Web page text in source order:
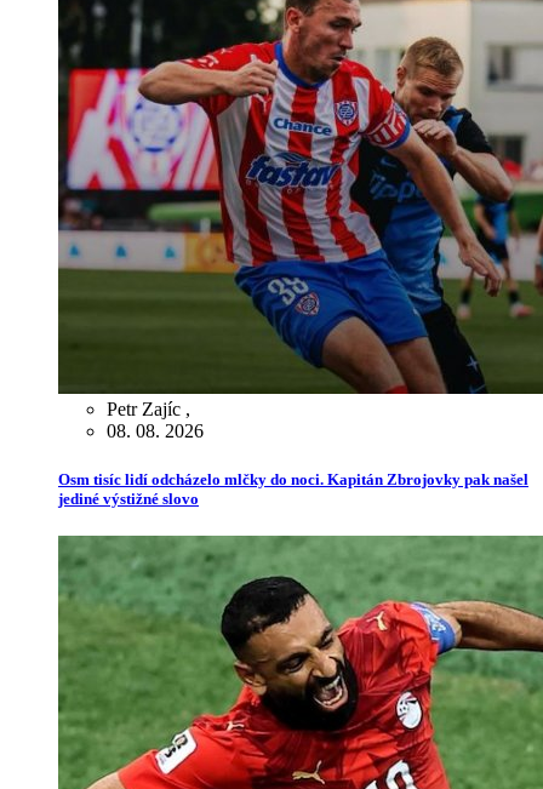
Petr Zajíc ,
08. 08. 2026
Osm tisíc lidí odcházelo mlčky do noci. Kapitán Zbrojovky pak našel
jediné výstižné slovo